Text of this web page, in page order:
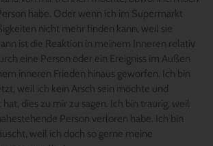
habe. Oder wenn ich im Supermarkt
nicht mehr finden kann, weil sie
ist die Reaktion in meinem Inneren relativ
eine Person oder ein Ereigniss im Außen
inneren Frieden hinaus geworfen. Ich bin
weil ich kein Arsch sein möchte und
dies zu mir zu sagen. Ich bin traurig, weil
Person verloren habe. Ich bin
weil ich doch so gerne meine